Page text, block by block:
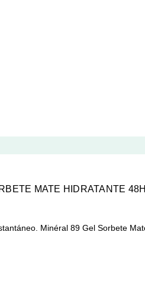
MATE HIDRATANTE 48H
Sorbete Mate